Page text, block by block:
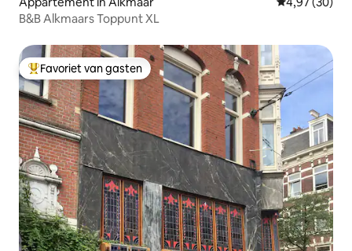
B&B Alkmaars Toppunt XL
Topfavoriet van gasten
Favoriet van gasten